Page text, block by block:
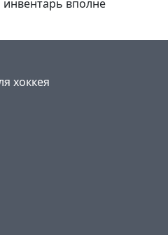
инвентарь вполне
хоккея